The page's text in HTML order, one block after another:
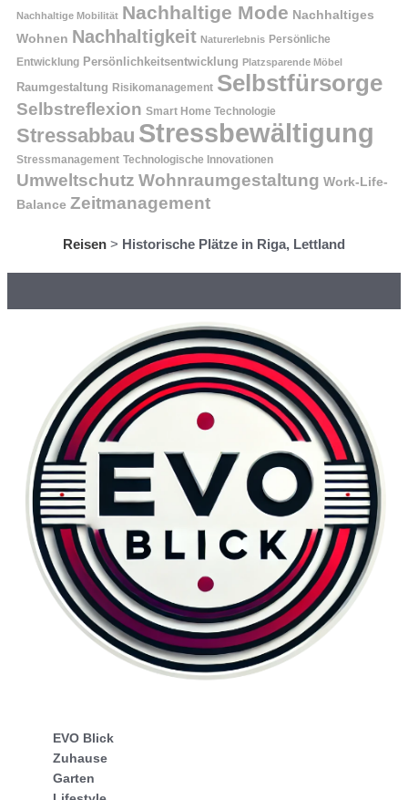
Nachhaltige Mobilität Nachhaltige Mode Nachhaltiges
Wohnen Nachhaltigkeit Naturerlebnis Persönliche
Entwicklung Persönlichkeitsentwicklung Platzsparende Möbel
Raumgestaltung Risikomanagement Selbstfürsorge
Selbstreflexion Smart Home Technologie
Stressabbau Stressbewältigung
Stressmanagement Technologische Innovationen
Umweltschutz Wohnraumgestaltung Work-Life-
Balance Zeitmanagement
Reisen > Historische Plätze in Riga, Lettland
EVO Blick
Zuhause
Garten